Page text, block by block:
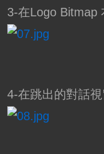
3-在Logo Bitmap
4-在跳出的對話